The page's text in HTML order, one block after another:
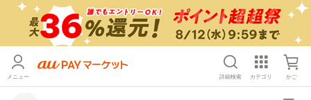
メニュー 詳細検索 カテゴリ かご